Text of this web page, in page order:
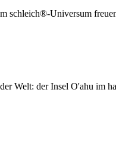
schleich®-Universum
Welt: der Insel O'ahu im